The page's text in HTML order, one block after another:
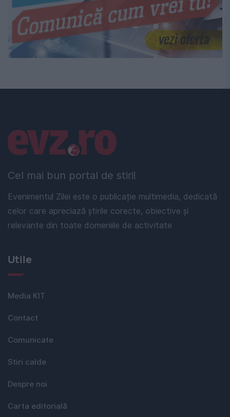
Cel mai bun portal de stiri!
Evenimentul Zilei este o publicație multimedia, dedicată
celor care apreciază știrile corecte, obiective și
relevante din toate domeniile de activitate
Linkuri utile
Utile
Media KIT
Contact
Comunicate
Stiri calde
Despre noi
Carta editorială